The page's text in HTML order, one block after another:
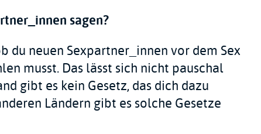
sagen?
du neuen Sexpartner_innen vor dem Sex
musst. Das lässt sich nicht pauschal
gibt es kein Gesetz, das dich dazu
Ländern gibt es solche Gesetze